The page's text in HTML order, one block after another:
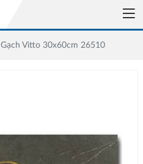
Gạch Vitto 30x60cm 26510